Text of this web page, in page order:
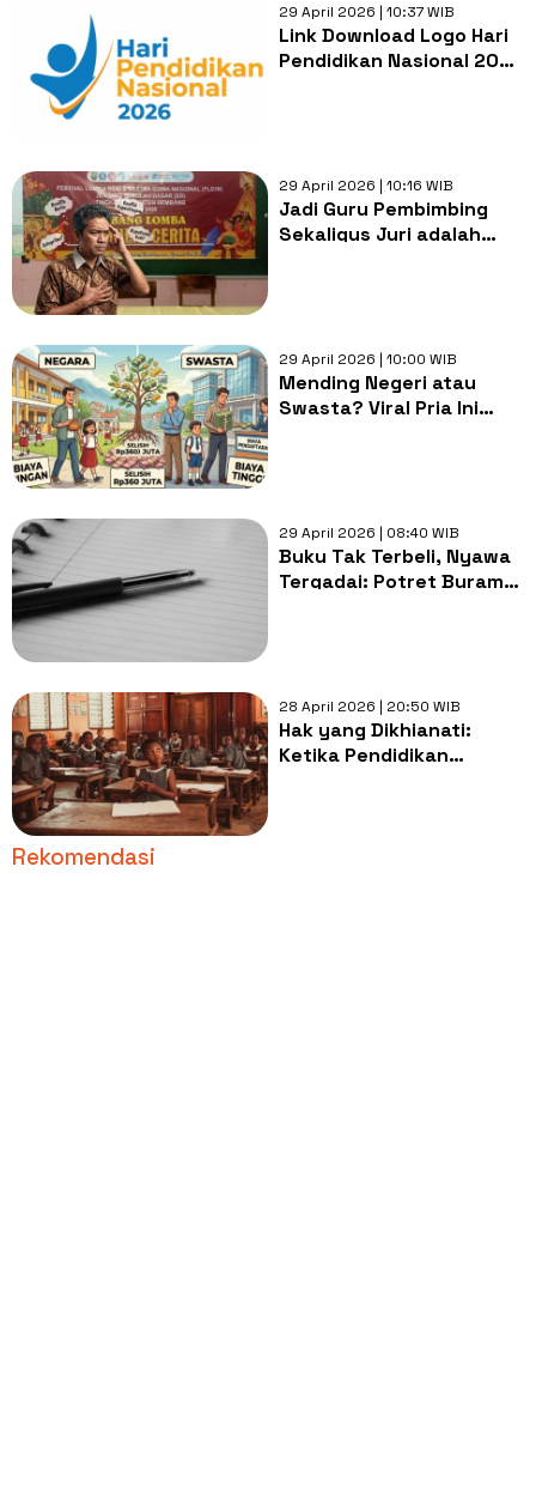
29 April 2026 | 10:37 WIB
Link Download Logo Hari
Pendidikan Nasional 2026
29 April 2026 | 10:16 WIB
Jadi Guru Pembimbing
Sekaligus Juri adalah
29 April 2026 | 10:00 WIB
Mending Negeri atau
Swasta? Viral Pria Ini
29 April 2026 | 08:40 WIB
Buku Tak Terbeli, Nyawa
Tergadai: Potret Buram
28 April 2026 | 20:50 WIB
Hak yang Dikhianati:
Ketika Pendidikan
Rekomendasi